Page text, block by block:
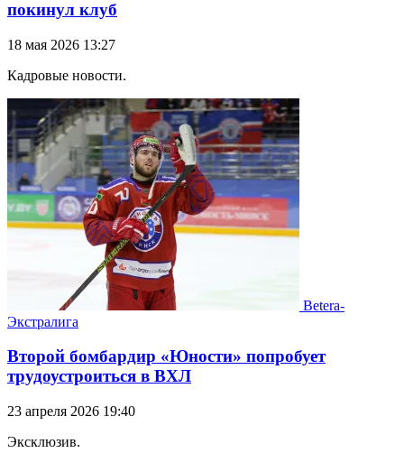
покинул клуб
18 мая 2026 13:27
Кадровые новости.
Betera-
Экстралига
Второй бомбардир «Юности» попробует
трудоустроиться в ВХЛ
23 апреля 2026 19:40
Эксклюзив.